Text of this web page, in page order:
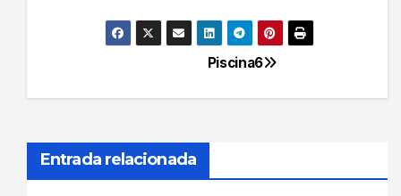
Navegación
de
entradas
Piscina6
Entrada relacionada